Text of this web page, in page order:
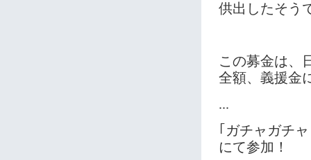
供出したそう
この募金は、
全額、義援金
...
｢ガチャガチ
にて参加！